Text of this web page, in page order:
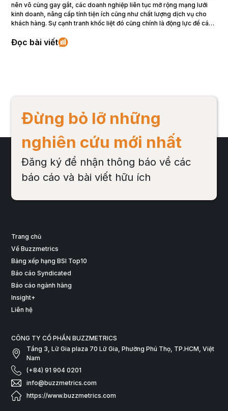
nên vô cùng gay gắt, các doanh nghiệp liên tục mở rộng mạng lưới
kinh doanh, nâng cấp tính tiện ích cũng như chất lượng dịch vụ cho
khách hàng. Sự cạnh tranh khốc liệt đó cũng chính là động lực để các
hơn. Thế nên hơn bao giờ hết, ý kiến của người tiêu dùng và mức độ
hàng tiện lợi.
Đọc bài viết
Đừng bỏ lỡ những
nghiên cứu mới nhất
Đăng ký để nhận thông báo về các
báo cáo và bài viết hữu ích
Trang chủ
Về Buzzmetrics
Bảng xếp hạng BSI Top10
Báo cáo Syndicated
Báo cáo ngành hàng
Insight+
Liên hệ
CÔNG TY CỔ PHẦN BUZZMETRICS
Tầng 3, Lữ Gia plaza 70 Lữ Gia, Phường Phú Thọ, TP.HCM, Việt
Nam
(+84) 91 904 0201
info@buzzmetrics.com
https://www.buzzmetrics.com